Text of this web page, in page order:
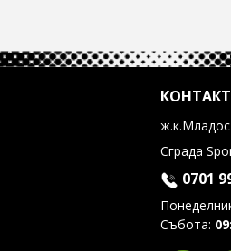
Сграда
0701
Събота: